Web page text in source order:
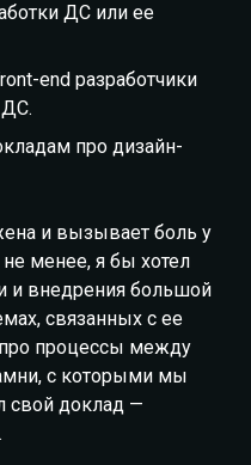
2012
ДС или ее
end разработчики
ДС.
про дизайн-
и вызывает боль у
менее, я бы хотел
и внедрения большой
связанных с ее
про процессы между
с которыми мы
свой доклад —